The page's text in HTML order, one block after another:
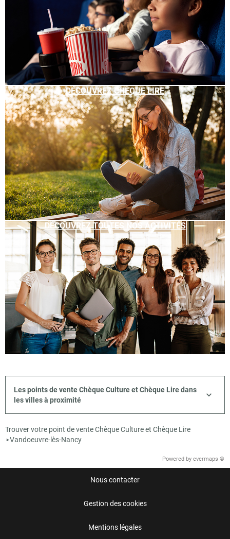
DÉCOUVREZ CHÈQUE LIRE
DÉCOUVREZ TOUTES NOS ACTIVITÉS
Les points de vente Chèque Culture et Chèque Lire dans
les villes à proximité
Trouver votre point de vente Chèque Culture et Chèque Lire
>Vandoeuvre-lès-Nancy
Powered by evermaps ©
Nous contacter
Gestion des cookies
Mentions légales